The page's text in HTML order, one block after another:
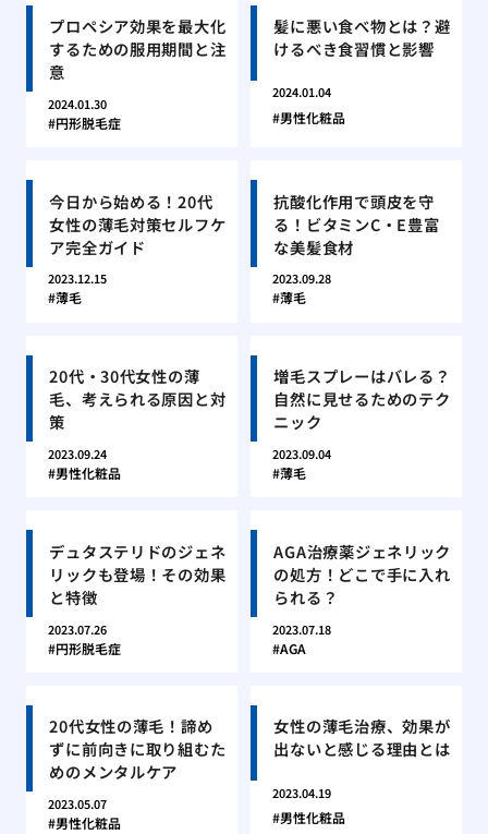
プロペシア効果を最大化
するための服用期間と注
意
2024.01.30
円形脱毛症
髪に悪い食べ物とは？避
けるべき食習慣と影響
2024.01.04
男性化粧品
今日から始める！20代
女性の薄毛対策セルフケ
ア完全ガイド
2023.12.15
薄毛
抗酸化作用で頭皮を守
る！ビタミンC・E豊富
な美髪食材
2023.09.28
薄毛
20代・30代女性の薄
毛、考えられる原因と対
策
2023.09.24
男性化粧品
増毛スプレーはバレる？
自然に見せるためのテク
ニック
2023.09.04
薄毛
デュタステリドのジェネ
リックも登場！その効果
と特徴
2023.07.26
円形脱毛症
AGA治療薬ジェネリック
の処方！どこで手に入れ
られる？
2023.07.18
AGA
20代女性の薄毛！諦め
ずに前向きに取り組むた
めのメンタルケア
2023.05.07
男性化粧品
女性の薄毛治療、効果が
出ないと感じる理由とは
2023.04.19
男性化粧品